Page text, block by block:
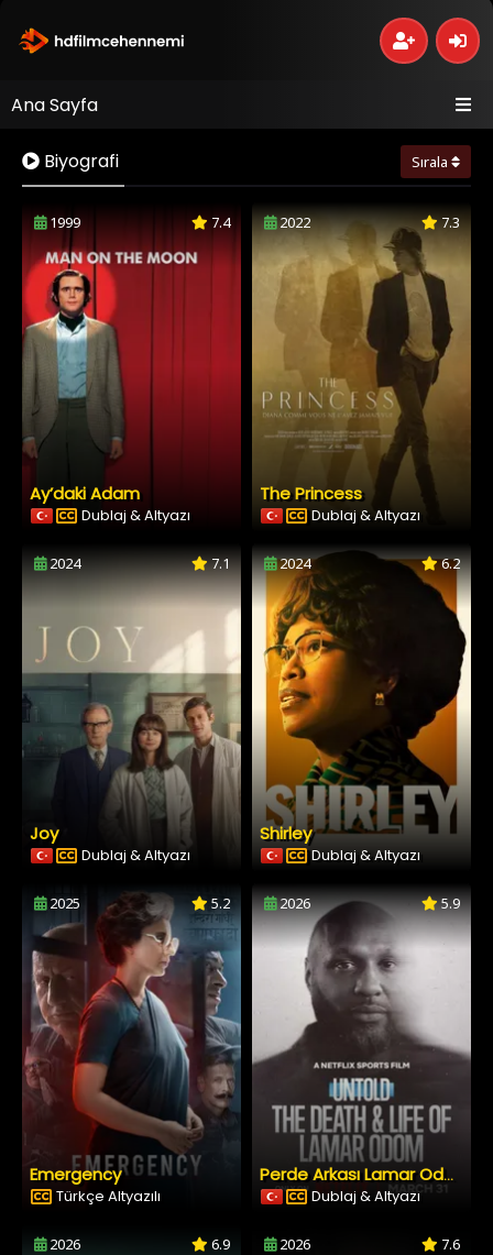
Ana Sayfa
Biyografi Sırala
1999 7.4
Ay’daki Adam
Dublaj & Altyazı
2022 7.3
The Princess
Dublaj & Altyazı
2024 7.1
Joy
Dublaj & Altyazı
2024 6.2
Shirley
Dublaj & Altyazı
2025 5.2
Emergency
Türkçe Altyazılı
2026 5.9
Perde Arkası Lamar Odom’ın Ölümü ve Yaşamı
Dublaj & Altyazı
2026 6.9 2026 7.6